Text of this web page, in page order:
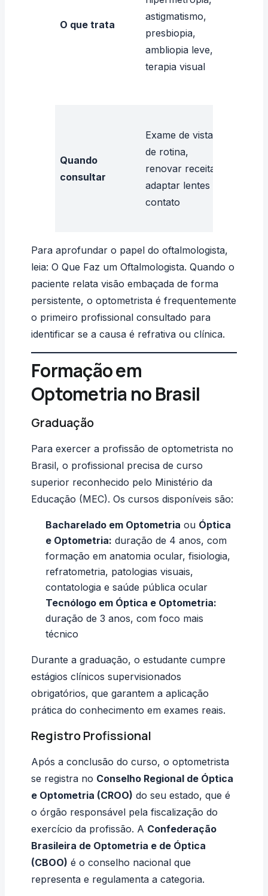
O que trata
astigmatismo,
presbiopia,
ambliopia leve,
terapia visual
Quando
consultar
Exame de vista
de rotina,
renovar receita,
adaptar lentes de
contato
Para aprofundar o papel do oftalmologista,
leia: O Que Faz um Oftalmologista. Quando o
paciente relata visão embaçada de forma
persistente, o optometrista é frequentemente
o primeiro profissional consultado para
identificar se a causa é refrativa ou clínica.
Formação em
Optometria no Brasil
Graduação
Para exercer a profissão de optometrista no
Brasil, o profissional precisa de curso
superior reconhecido pelo Ministério da
Educação (MEC). Os cursos disponíveis são:
Bacharelado em Optometria ou Óptica
e Optometria: duração de 4 anos, com
formação em anatomia ocular, fisiologia,
refratometria, patologias visuais,
contatologia e saúde pública ocular
Tecnólogo em Óptica e Optometria:
duração de 3 anos, com foco mais
técnico
Durante a graduação, o estudante cumpre
estágios clínicos supervisionados
obrigatórios, que garantem a aplicação
prática do conhecimento em exames reais.
Registro Profissional
Após a conclusão do curso, o optometrista
se registra no Conselho Regional de Óptica
e Optometria (CROO) do seu estado, que é
o órgão responsável pela fiscalização do
exercício da profissão. A Confederação
Brasileira de Optometria e de Óptica
(CBOO) é o conselho nacional que
representa e regulamenta a categoria.